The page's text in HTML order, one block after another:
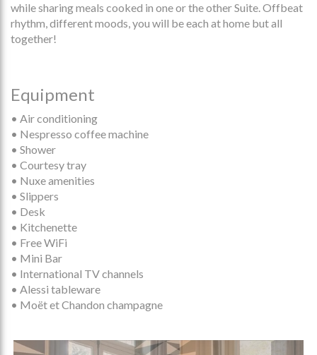
while sharing meals cooked in one or the other Suite. Offbeat
rhythm, different moods, you will be each at home but all
together!
Equipment
• Air conditioning
• Nespresso coffee machine
• Shower
• Courtesy tray
• Nuxe amenities
• Slippers
• Desk
• Kitchenette
• Free WiFi
• Mini Bar
• International TV channels
• Alessi tableware
• Moët et Chandon champagne